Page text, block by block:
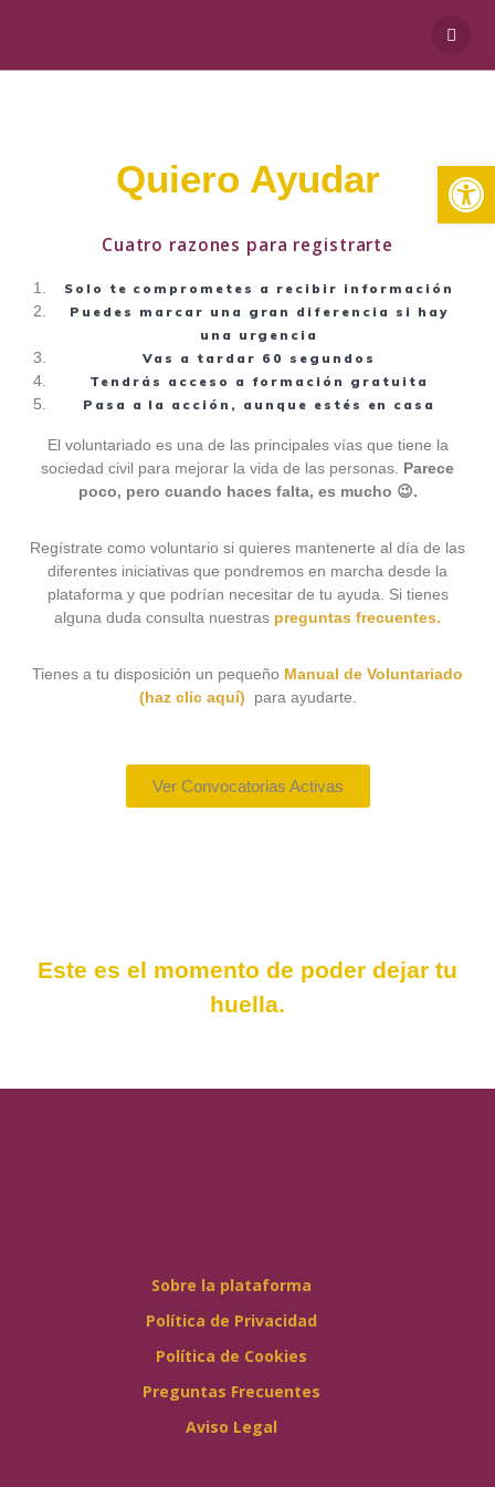
Quiero Ayudar
Cuatro razones para registrarte
Solo te comprometes a recibir información
Puedes marcar una gran diferencia si hay
una urgencia
Vas a tardar 60 segundos
Tendrás acceso a formación gratuita
Pasa a la acción, aunque estés en casa
El voluntariado es una de las principales vías que tiene la
sociedad civil para mejorar la vida de las personas. Parece
poco, pero cuando haces falta, es mucho 😉.
Regístrate como voluntario si quieres mantenerte al día de las
diferentes iniciativas que pondremos en marcha desde la
plataforma y que podrían necesitar de tu ayuda. Si tienes
alguna duda consulta nuestras preguntas frecuentes.
Tienes a tu disposición un pequeño Manual de Voluntariado
(haz clic aquí)
para ayudarte.
Ver Convocatorias Activas
Este es el momento de poder dejar tu
huella.
Sobre la plataforma
Política de Privacidad
Política de Cookies
Preguntas Frecuentes
Aviso Legal